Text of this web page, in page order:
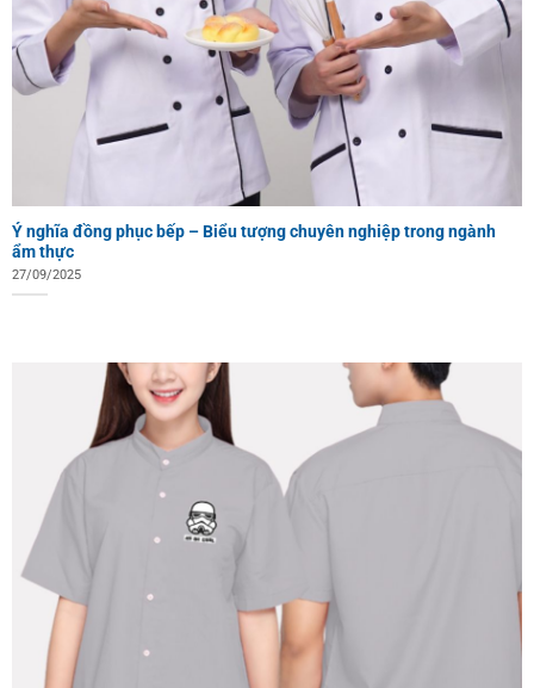
Ý nghĩa đồng phục bếp – Biểu tượng chuyên nghiệp trong ngành
ẩm thực
27/09/2025